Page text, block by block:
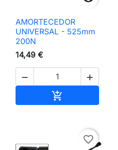
AMORTECEDOR
UNIVERSAL - 525mm
200N
14,49 €
 

favorite_border